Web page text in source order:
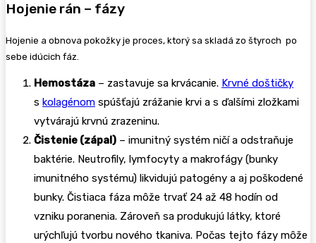
Hojenie rán – fázy
Hojenie a obnova pokožky je proces, ktorý sa skladá zo štyroch po
sebe idúcich fáz.
Hemostáza – zastavuje sa krvácanie. Krvné doštičky
s kolagénom spúšťajú zrážanie krvi a s ďalšími zložkami
vytvárajú krvnú zrazeninu.
Čistenie (zápal) – imunitný systém ničí a odstraňuje
baktérie. Neutrofily, lymfocyty a makrofágy (bunky
imunitného systému) likvidujú patogény a aj poškodené
bunky. Čistiaca fáza môže trvať 24 až 48 hodín od
vzniku poranenia. Zároveň sa produkujú látky, ktoré
urýchľujú tvorbu nového tkaniva. Počas tejto fázy môže